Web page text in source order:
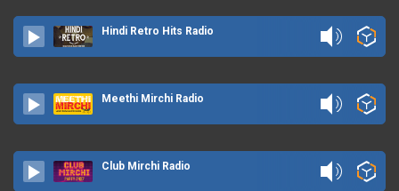
Hindi Retro Hits Radio
Meethi Mirchi Radio
Club Mirchi Radio